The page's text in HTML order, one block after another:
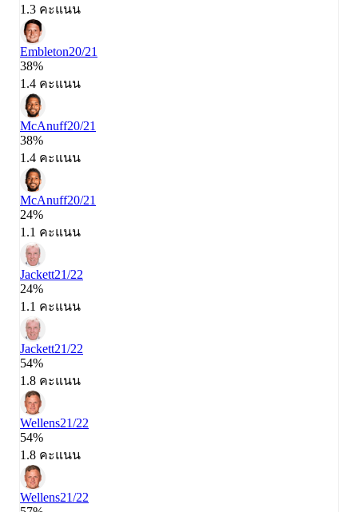
1.3 คะแนน
Embleton20/21
38%
1.4 คะแนน
McAnuff20/21
38%
1.4 คะแนน
McAnuff20/21
24%
1.1 คะแนน
Jackett21/22
24%
1.1 คะแนน
Jackett21/22
54%
1.8 คะแนน
Wellens21/22
54%
1.8 คะแนน
Wellens21/22